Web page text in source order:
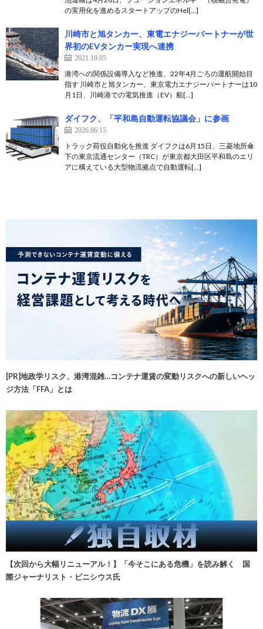
の実用化を進めるスタートアップのHel[…]
川崎市と旭タンカー、東電エナジーパートナーが世
界初のEVタンカー実現へ連携
2021.10.05
港湾への関係設備導入など推進、22年4月ごろの運航開始目
指す 川崎市と旭タンカー、東京電力エナジーパートナーは10
月1日、川崎港での電気推進（EV）船[…]
ダイフク、「平和島自動運転協議会」に参画
2026.06.15
トラック荷役自動化を推進 ダイフクは6月15日、三菱地所傘
下の東京流通センター（TRC）が東京都大田区平和島のエリ
アに構えている大型物流拠点で自動運転[…]
[PR]地政学リスク、港湾混雑…コンテナ運賃の変動リスクへの新しいヘッ
ジ方法「FFA」とは
【次回から大幅リニューアル！】「今そこにある危機」を読み解く 国
際ジャーナリスト・ビニシウス氏